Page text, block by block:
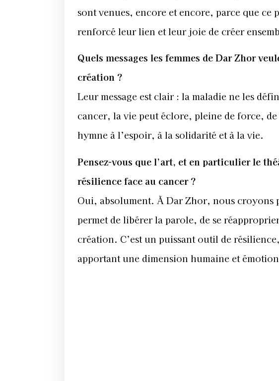
sont venues, encore et encore, parce que
renforcé leur lien et leur joie de créer
Quels messages les femmes de Dar Zhor
création ?
Leur message est clair : la maladie ne les
cancer, la vie peut éclore, pleine de force,
hymne à l’espoir, à la solidarité et à la vie.
Pensez-vous que l’art, et en particulier le
résilience face au cancer ?
Oui, absolument. À Dar Zhor, nous croyons
permet de libérer la parole, de se
création. C’est un puissant outil de
apportant une dimension humaine et